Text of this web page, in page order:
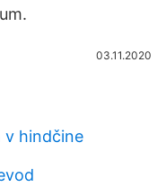
03.11.2020
v hindčine